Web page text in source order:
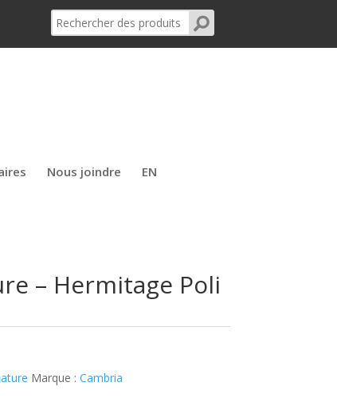
Nous joindre EN
– Hermitage Poli
Marque : Cambria